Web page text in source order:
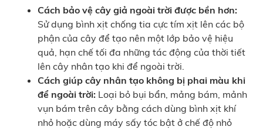
Cách bảo vệ cây giả ngoài trời được bền hơn:
Sử dụng bình xịt chống tia cực tím xịt lên các bộ
phận của cây để tạo nên một lớp bảo vệ hiệu
quả, hạn chế tối đa những tác động của thời tiết
lên cây nhân tạo khi để ngoài trời.
Cách giúp cây nhân tạo không bị phai màu khi
để ngoài trời: Loại bỏ bụi bẩn, mảng bám, mảnh
vụn bám trên cây bằng cách dùng bình xịt khí
nhỏ hoặc dùng máy sấy tóc bật ở chế độ nhỏ